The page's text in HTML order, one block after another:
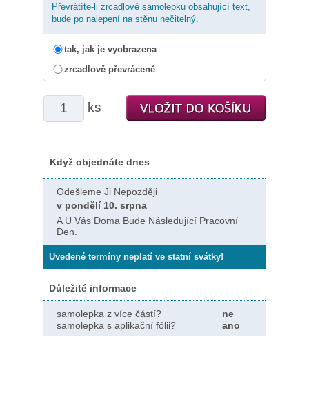
Převrátíte-li zrcadlově samolepku obsahující text,
bude po nalepení na stěnu nečitelný.
tak, jak je vyobrazena
zrcadlově převráceně
ks
Když objednáte dnes
Odešleme Ji Nepozději
v pondělí 10. srpna
A U Vás Doma Bude Následující Pracovní
Den.
Uvedené termíny neplatí ve statní svátky!
Důležité informace
samolepka z více částí?
ne
samolepka s aplikační fólii?
ano